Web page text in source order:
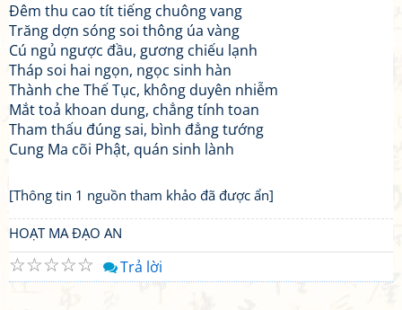
Đêm thu cao tít tiếng chuông vang
Trăng dợn sóng soi thông úa vàng
Cú ngủ ngược đầu, gương chiếu lạnh
Tháp soi hai ngọn, ngọc sinh hàn
Thành che Thế Tục, không duyên nhiễm
Mắt toả khoan dung, chẳng tính toan
Tham thấu đúng sai, bình đẳng tướng
Cung Ma cõi Phật, quán sinh lành
[Thông tin 1 nguồn tham khảo đã được ẩn]
HOẠT MA ĐẠO AN
☆
☆
☆
☆
☆ Trả lời